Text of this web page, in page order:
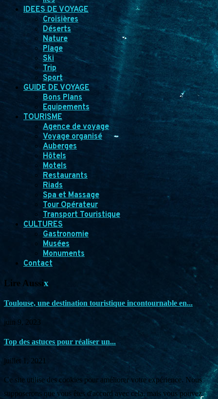
IDEES DE VOYAGE
Croisières
Déserts
Nature
Plage
Ski
Trip
Sport
GUIDE DE VOYAGE
Bons Plans
Equipements
TOURISME
Agence de voyage
Voyage organisé
Auberges
Hôtels
Motels
Restaurants
Riads
Spa et Massage
Tour Opérateur
Transport Touristique
CULTURES
Gastronomie
Musées
Monuments
Contact
Lire Aussix
Toulouse, une destination touristique incontournable en...
juin 9, 2023
Top des astuces pour réaliser un...
juillet 1, 2021
Ce site utilise des cookies pour améliorer votre expérience. Nous
supposerons que vous êtes d'accord avec cela, mais vous pouvez